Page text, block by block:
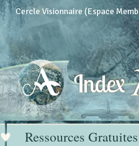
Cercle Visionnaire (Espace
Index
Ressources Gratuites